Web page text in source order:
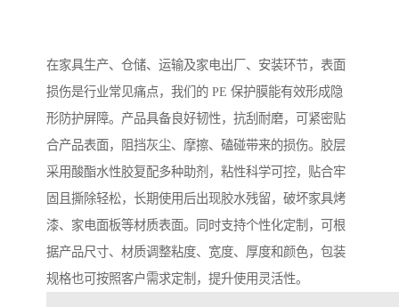
在家具生产、仓储、运输及家电出厂、安装环节，表面
损伤是行业常见痛点，我们的 PE 保护膜能有效形成隐
形防护屏障。产品具备良好韧性，抗刮耐磨，可紧密贴
合产品表面，阻挡灰尘、摩擦、磕碰带来的损伤。胶层
采用酸酯水性胶复配多种助剂，粘性科学可控，贴合牢
固且撕除轻松，长期使用后出现胶水残留，破坏家具烤
漆、家电面板等材质表面。同时支持个性化定制，可根
据产品尺寸、材质调整粘度、宽度、厚度和颜色，包装
规格也可按照客户需求定制，提升使用灵活性。